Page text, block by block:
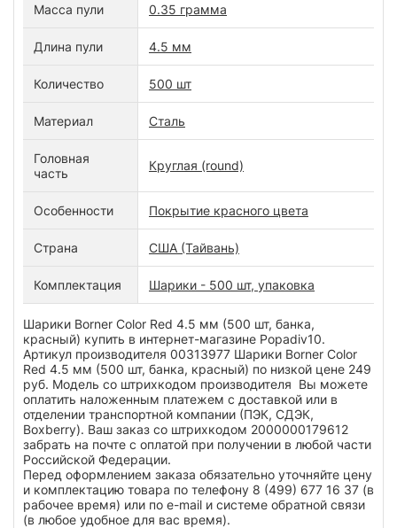
Масса пули 0.35 грамма
Длина пули 4.5 мм
Количество 500 шт
Материал Cталь
Головная
часть
Круглая (round)
Особенности Покрытие красного цвета
Страна США (Тайвань)
Комплектация Шарики - 500 шт, упаковка
Шарики Borner Color Red 4.5 мм (500 шт, банка,
красный) купить в интернет-магазине Popadiv10.
Артикул производителя 00313977 Шарики Borner Color
Red 4.5 мм (500 шт, банка, красный) по низкой цене 249
руб. Модель со штрихкодом производителя Вы можете
оплатить наложенным платежем с доставкой или в
отделении транспортной компании (ПЭК, СДЭК,
Boxberry). Ваш заказ со штрихкодом 2000000179612
забрать на почте с оплатой при получении в любой части
Российской Федерации.
Перед оформлением заказа обязательно уточняйте цену
и комплектацию товара по телефону 8 (499) 677 16 37 (в
рабочее время) или по e-mail и системе обратной связи
(в любое удобное для вас время).